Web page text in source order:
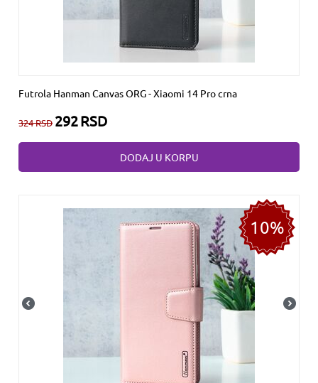
Futrola Hanman Canvas ORG - Xiaomi 14 Pro crna
324RSD 292RSD
DODAJ U KORPU
10%